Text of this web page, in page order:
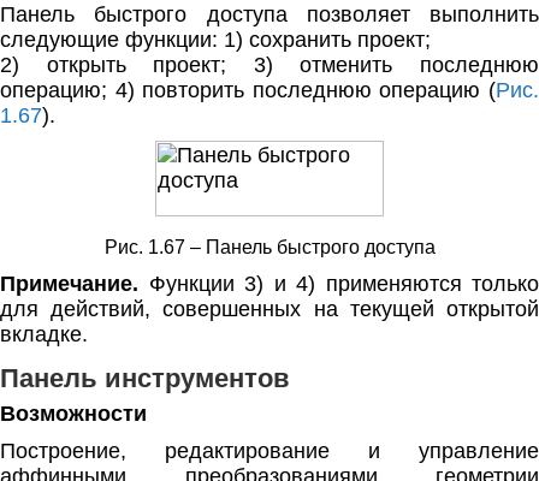
Панель быстрого доступа позволяет выполнить
следующие функции: 1) сохранить проект;
2) открыть проект; 3) отменить последнюю
операцию; 4) повторить последнюю операцию (Рис.
1.67).
Рис. 1.67 – Панель быстрого доступа
Примечание. Функции 3) и 4) применяются только
для действий, совершенных на текущей открытой
вкладке.
Панель инструментов
Возможности
Построение, редактирование и управление